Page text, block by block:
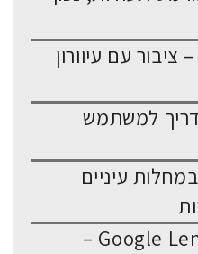
עם עיוורון
למשתמש
עיניים
יישומון (אפליקציית) Google Lens –